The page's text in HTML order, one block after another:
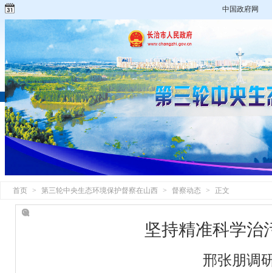
中国政府网
首页 > 第三轮中央生态环境保护督察在山西 > 督察动态 > 正文
坚持精准科学治
邢张朋调